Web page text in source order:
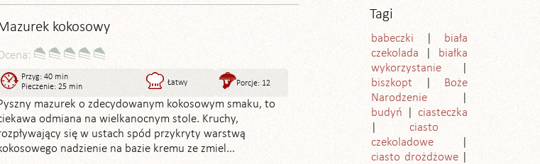
Mazurek kokosowy
Przyg: 40 min
Pieczenie: 25 min
Łatwy Porcje: 12
mazurek o zdecydowanym kokosowym smaku, to
odmiana na wielkanocnym stole. Kruchy,
się w ustach spód przykryty warstwą
nadzienie na bazie kremu ze zmiel...
Tagi
babeczki
biała
czekolada
białka
wykorzystanie
biszkopt
Boże
Narodzenie
budyń
ciasteczka
ciasto
czekoladowe
ciasto drożdżowe